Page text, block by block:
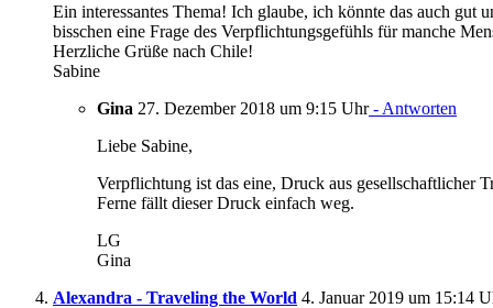
Ein interessantes Thema! Ich glaube, ich könnte das auch gut
bisschen eine Frage des Verpflichtungsgefühls für manche
Herzliche Grüße nach Chile!
Sabine
Gina 27. Dezember 2018 um 9:15 Uhr- Antworten
Liebe Sabine,
Verpflichtung ist das eine, Druck aus gesellschaftlicher
Ferne fällt dieser Druck einfach weg.
LG
Gina
Alexandra - Traveling the World 4. Januar 2019 um 15:14